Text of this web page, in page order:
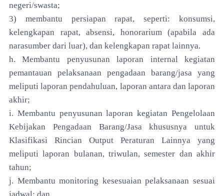
negeri/swasta;
3) membantu persiapan rapat, seperti: konsumsi,
kelengkapan rapat, absensi, honorarium (apabila ada
narasumber dari luar), dan kelengkapan rapat lainnya.
h. Membantu penyusunan laporan internal kegiatan
pemantauan pelaksanaan pengadaan barang/jasa yang
meliputi laporan pendahuluan, laporan antara dan laporan
akhir;
i. Membantu penyusunan laporan kegiatan Pengelolaan
Kebijakan Pengadaan Barang/Jasa khususnya untuk
Klasifikasi Rincian Output Peraturan Lainnya yang
meliputi laporan bulanan, triwulan, semester dan akhir
tahun;
j. Membantu monitoring kesesuaian pelaksanaan sesuai